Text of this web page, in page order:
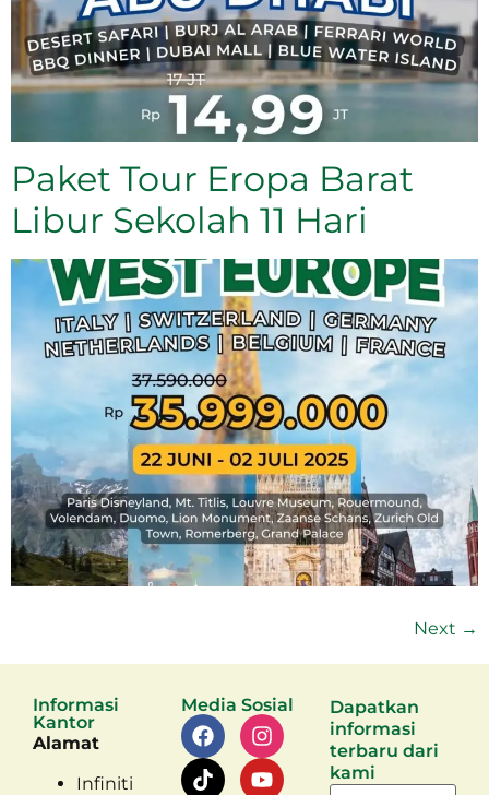
Paket Tour Eropa Barat
Libur Sekolah 11 Hari
Next →
Informasi
Kantor
Alamat
Infiniti
Media Sosial
Dapatkan
informasi
terbaru dari
kami